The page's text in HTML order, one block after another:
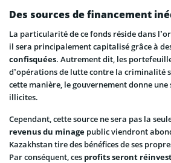
Des sources de financement
La particularité de ce fonds réside dans
il sera principalement capitalisé grâce à
confisquées. Autrement dit, les
d’opérations de lutte contre la criminalité
cette manière, le gouvernement donne une
illicites.
Cependant, cette source ne sera pas la
revenus du minage public viendront
Kazakhstan tire des bénéfices de ses
Par conséquent, ces profits seront